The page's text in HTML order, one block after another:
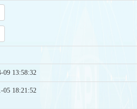
09 13:58:32
05 18:21:52